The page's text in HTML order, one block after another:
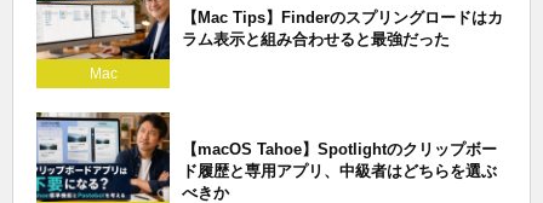
Mac
【Mac Tips】Finderのスプリングロードはカ
ラム表示と組み合わせると最強だった
【macOS Tahoe】Spotlightのクリップボー
ド履歴と専用アプリ、中級者はどちらを選ぶ
べきか